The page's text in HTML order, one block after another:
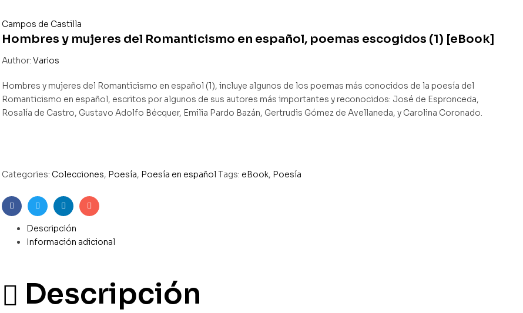
Campos de Castilla
Hombres y mujeres del Romanticismo en español, poemas escogidos (1) [eBook]
Author: Varios
Hombres y mujeres del Romanticismo en español (1), incluye algunos de los poemas más conocidos de la poesía del
Romanticismo en español, escritos por algunos de sus autores más importantes y reconocidos: José de Espronceda,
Rosalía de Castro, Gustavo Adolfo Bécquer, Emilia Pardo Bazán, Gertrudis Gómez de Avellaneda, y Carolina Coronado.
Categories: Colecciones, Poesía, Poesía en español Tags: eBook, Poesía
FacebookTwitterLinkedinEmail
Descripción
Información adicional
Descripción